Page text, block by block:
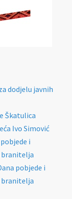
dodjelu javnih
Škatulica
Ivo Simović
i
branitelja
pobjede i
branitelja